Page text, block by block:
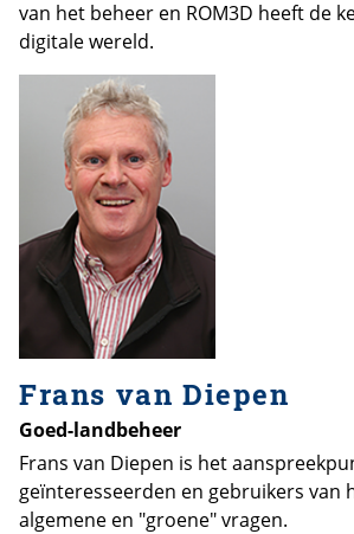
van het beheer en ROM3D heeft de
digitale wereld.
Frans van Diepen
Goed-landbeheer
Frans van Diepen is het
geïnteresseerden en gebruikers van
algemene en "groene" vragen.